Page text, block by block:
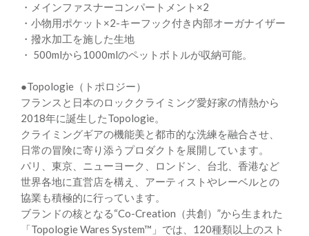
・メインファスナーコンパートメント×2
・小物用ポケット×2-キーフック付き内部オーガナイザー
・撥水加工を施した生地
・ 500mlから1000mlのペットボトルが収納可能。
●Topologie（トポロジー）
フランスと日本のロッククライミング愛好家の情熱から
2018年に誕生したTopologie。
クライミングギアの機能美と都市的な洗練を融合させ、
日常の冒険に寄り添うプロダクトを展開しています。
パリ、東京、ニューヨーク、ロンドン、台北、香港など
世界各地に直営店を構え、アーティストやレーベルとの
協業も積極的に行っています。
ブランドの核となる“Co-Creation（共創）”から生まれた
「Topologie Wares System™」では、120種類以上のスト